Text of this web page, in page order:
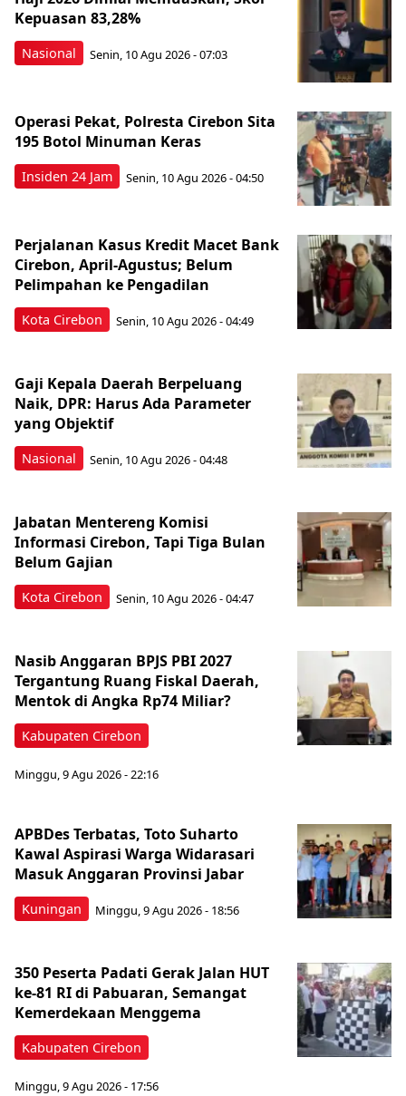
Nasional
Kepuasan 83,28%
Senin, 10 Agu 2026 - 07:03
Insiden 24 Jam
Operasi Pekat, Polresta Cirebon Sita
195 Botol Minuman Keras
Senin, 10 Agu 2026 - 04:50
Kota Cirebon
Perjalanan Kasus Kredit Macet Bank
Cirebon, April-Agustus; Belum
Pelimpahan ke Pengadilan
Senin, 10 Agu 2026 - 04:49
Nasional
Gaji Kepala Daerah Berpeluang
Naik, DPR: Harus Ada Parameter
yang Objektif
Senin, 10 Agu 2026 - 04:48
Kota Cirebon
Jabatan Mentereng Komisi
Informasi Cirebon, Tapi Tiga Bulan
Belum Gajian
Senin, 10 Agu 2026 - 04:47
Kabupaten Cirebon
Nasib Anggaran BPJS PBI 2027
Tergantung Ruang Fiskal Daerah,
Mentok di Angka Rp74 Miliar?
Minggu, 9 Agu 2026 - 22:16
Kuningan
APBDes Terbatas, Toto Suharto
Kawal Aspirasi Warga Widarasari
Masuk Anggaran Provinsi Jabar
Minggu, 9 Agu 2026 - 18:56
Kabupaten Cirebon
350 Peserta Padati Gerak Jalan HUT
ke-81 RI di Pabuaran, Semangat
Kemerdekaan Menggema
Minggu, 9 Agu 2026 - 17:56